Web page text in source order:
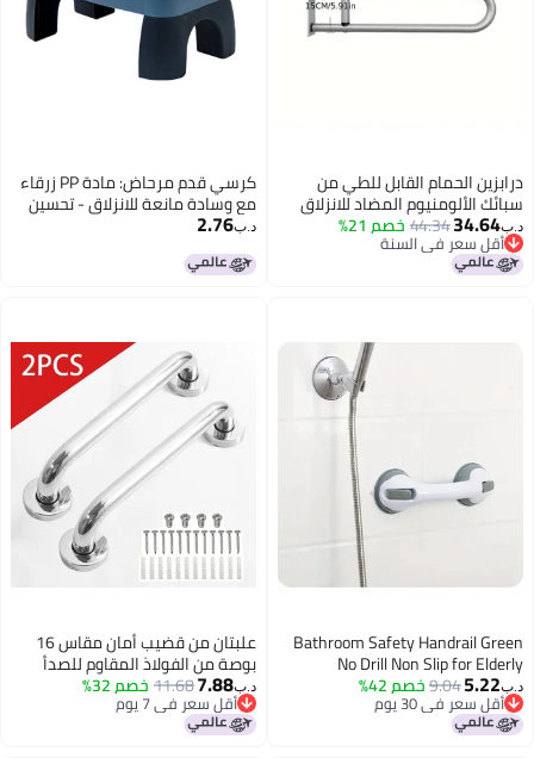
درابزين الحمام القابل للطي من
سبائك الألومنيوم المضاد للانزلاق
لدعم كبار السن وذوي الإعاقة
د.ب‏34.64
44.34خصم 21%
أقل سعر في السنة
أقل سعر في السنة
كرسي قدم مرحاض: مادة PP زرقاء
مع وسادة مانعة للانزلاق - تحسين
وضعية التغوط، مقعد مرحاض
متنقل للقرفصاء للاستخدام المنزلي
والسفر
د.ب‏2.76
Bathroom Safety Handrail Green
No Drill Non Slip for Elderly
Disabled
د.ب‏5.22
9.04خصم 42%
أقل سعر في 30 يوم
أقل سعر في 30 يوم
علبتان من قضيب أمان مقاس 16
بوصة من الفولاذ المقاوم للصدأ
304، درابزين ثقيل مثبت على الحائط
للمعاقين في الحمام والمرحاض
والدش والدرجات الخارجية، لكبار
د.ب‏7.88
11.68خصم 32%
أقل سعر في 7 يوم
أقل سعر في 7 يوم